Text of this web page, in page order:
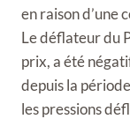
en raison d’une
Le déflateur du
prix, a été
depuis la
les pressions